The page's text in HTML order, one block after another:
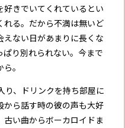
きでいてくれているとい
れる。だから不満は無いど
えない日があまりに長くな
ぱり別れられない。今まで
。
り、ドリンクを持ち部屋に
ら話す時の彼の声も大好
い曲からボーカロイドま